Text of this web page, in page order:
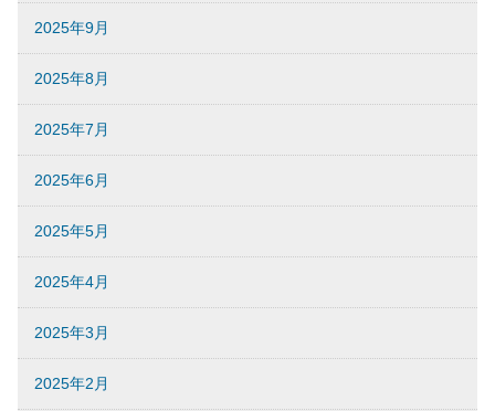
2025年9月
2025年8月
2025年7月
2025年6月
2025年5月
2025年4月
2025年3月
2025年2月